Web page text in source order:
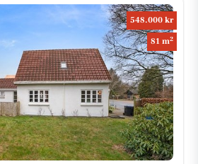
548.000 kr
81 m2